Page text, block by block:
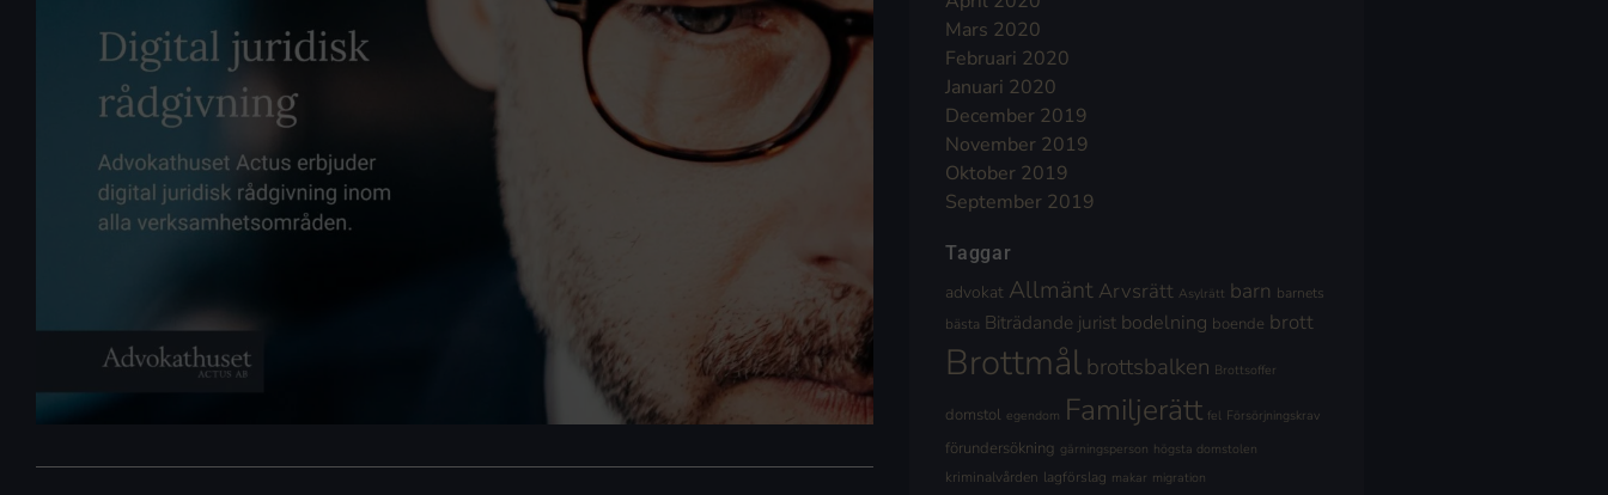
Mars 2020
Februari 2020
Januari 2020
December 2019
November 2019
Oktober 2019
September 2019
Taggar
advokat Allmänt Arvsrätt Asylrätt barn barnets
bästa Biträdande jurist bodelning boende brott
Brottmålbrottsbalken Brottsoffer
domstol egendom Familjerätt fel Försörjningskrav
förundersökning gärningsperson högsta domstolen
kriminalvården lagförslag makar migration